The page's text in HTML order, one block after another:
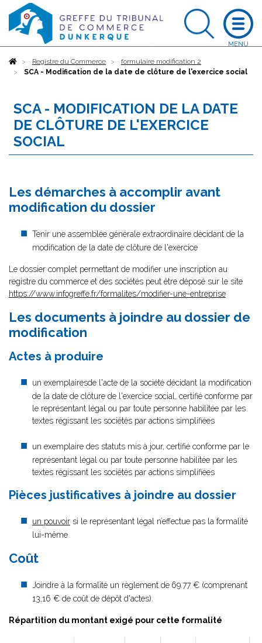
AccueilRegistre du Commerce
formulaire modification 2
SCA - Modification de la date de clôture de l'exercice social
SCA - MODIFICATION DE LA DATE
DE CLÔTURE DE L'EXERCICE
SOCIAL
Les démarches à accomplir avant
modification du dossier
Tenir une assemblée générale extraordinaire décidant de la
modification de la date de clôture de l'exercice
Le dossier complet permettant de modifier une inscription au
registre du commerce et des sociétés peut être déposé sur le site
https://www.infogreffe.fr/formalites/modifier-une-entreprise
Les documents à joindre au dossier de
modification
Actes à produire
un exemplairesde l'acte de la société décidant la modification
de la date de clôture de l'exercice social, certifié conforme par
le représentant légal ou par toute personne habilitée par les
textes régissant les sociétés par actions simplifiées
un exemplaire des statuts mis à jour, certifié conforme par le
représentant légal ou par toute personne habilitée par les
textes régissant les sociétés par actions simplifiées
Pièces justificatives à joindre au dossier
un pouvoir si le représentant légal n’effectue pas la formalité
lui-même
Coût
Joindre à la formalité un règlement de 69.77 € (comprenant
13,16 € de coût de dépôt d'actes).
Répartition du montant exigé pour cette formalité